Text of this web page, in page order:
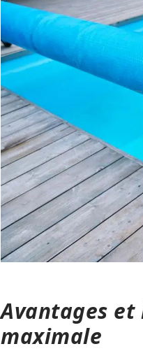
Avantages et
maximale